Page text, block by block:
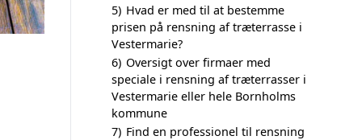
5) Hvad er med til at bestemme
prisen på rensning af træterrasse i
Vestermarie?
6) Oversigt over firmaer med
speciale i rensning af træterrasser i
Vestermarie eller hele Bornholms
kommune
7) Find en professionel til rensning